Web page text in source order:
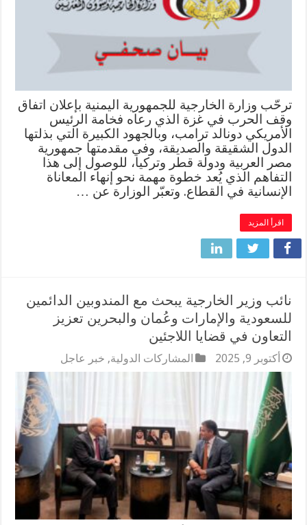
ترحّب وزارة الخارجية للجمهورية اليمنية بإعلان اتفاق
وقف الحرب في غزة الذي رعاه فخامة الرئيس
الأمريكي دونالد ترامب، وبالجهود الكبيرة التي بذلتها
الدول الشقيقة والصديقة، وفي مقدمتها جمهورية
مصر العربية ودولة قطر وتركيا، للوصول إلى هذا
التفاهم الذي يُعد خطوة مهمة نحو إنهاء المعاناة
الإنسانية في القطاع. وتعبّر الوزارة عن …
اقرأ المزيد
نائب وزير الخارجية يبحث مع المندوبين الدائمين
للسعودية والإمارات وعُمان والبحرين تعزيز
التعاون في قضايا اللاجئين
أكتوبر 9, 2025 المشاركات الدولية, خبر عاجل